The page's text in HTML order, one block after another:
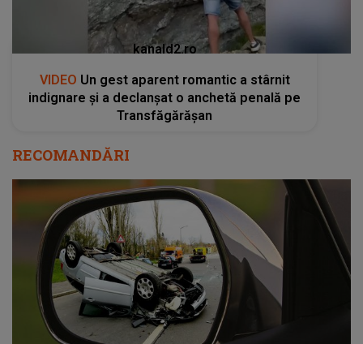
kanald2.ro
VIDEO Un gest aparent romantic a stârnit
indignare și a declanșat o anchetă penală pe
Transfăgărășan
RECOMANDĂRI